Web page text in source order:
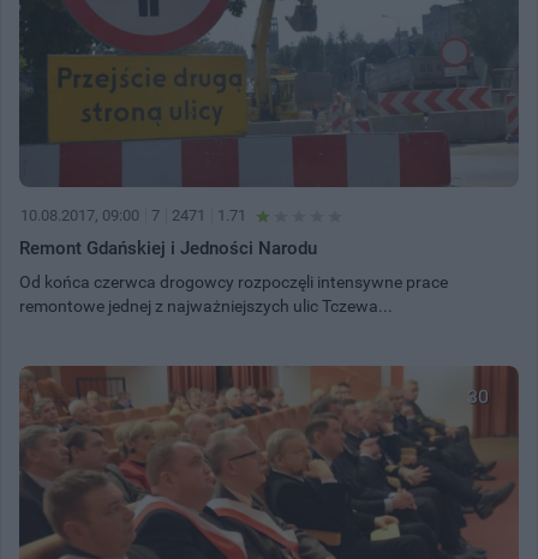
10.08.2017, 09:00 7 2471 1.71
Remont Gdańskiej i Jedności Narodu
Od końca czerwca drogowcy rozpoczęli intensywne prace
remontowe jednej z najważniejszych ulic Tczewa...
30